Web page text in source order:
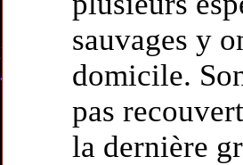
sauvages y
domicile.
pas
la dernière